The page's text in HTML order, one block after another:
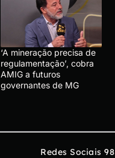
‘A mineração precisa de
regulamentação’, cobra
AMIG a futuros
governantes de MG
Redes Sociais 98